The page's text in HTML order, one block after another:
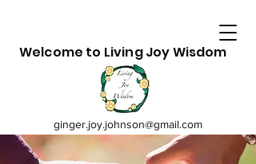
Welcome to Living Joy Wisdom
ginger.joy.johnson@gmail.com